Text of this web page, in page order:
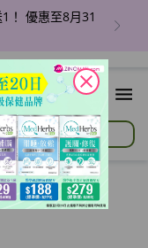
！ 優惠至8月31
close